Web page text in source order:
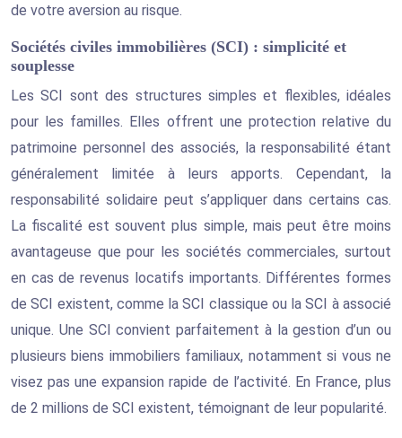
de votre aversion au risque.
Sociétés civiles immobilières (SCI) : simplicité et
souplesse
Les SCI sont des structures simples et flexibles, idéales
pour les familles. Elles offrent une protection relative du
patrimoine personnel des associés, la responsabilité étant
généralement limitée à leurs apports. Cependant, la
responsabilité solidaire peut s’appliquer dans certains cas.
La fiscalité est souvent plus simple, mais peut être moins
avantageuse que pour les sociétés commerciales, surtout
en cas de revenus locatifs importants. Différentes formes
de SCI existent, comme la SCI classique ou la SCI à associé
unique. Une SCI convient parfaitement à la gestion d’un ou
plusieurs biens immobiliers familiaux, notamment si vous ne
visez pas une expansion rapide de l’activité. En France, plus
de 2 millions de SCI existent, témoignant de leur popularité.